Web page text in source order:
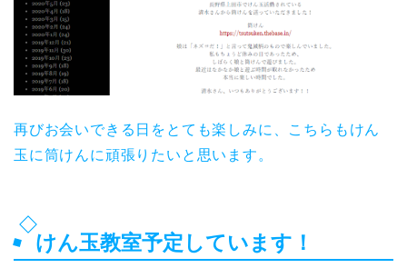
再びお会いできる日をとても楽しみに、こちらもけん
玉に筒けんに頑張りたいと思います。
けん玉教室予定しています！